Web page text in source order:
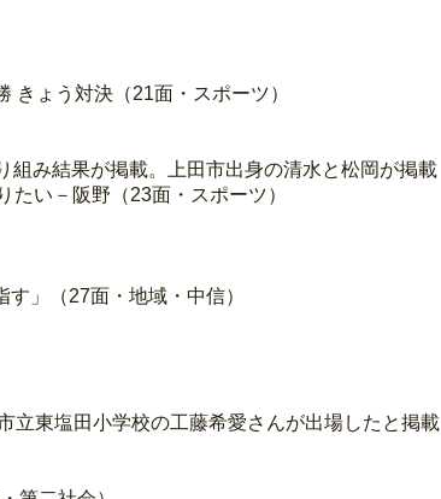
きょう対決（21面・スポーツ）
み結果が掲載。上田市出身の清水と松岡が掲載
い－阪野（23面・スポーツ）
」（27面・地域・中信）
立東塩田小学校の工藤希愛さんが出場したと掲載